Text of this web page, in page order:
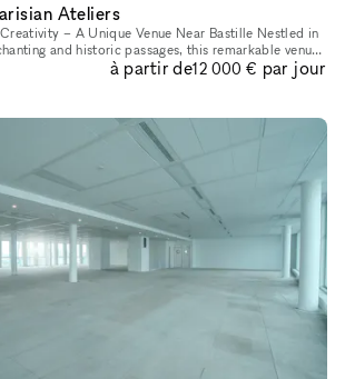
Ateliers
– A Unique Venue Near Bastille Nestled in
and historic passages, this remarkable venue
Housed in a f
à partir de12 000 € par jour